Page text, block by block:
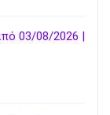
03/08/2026 |